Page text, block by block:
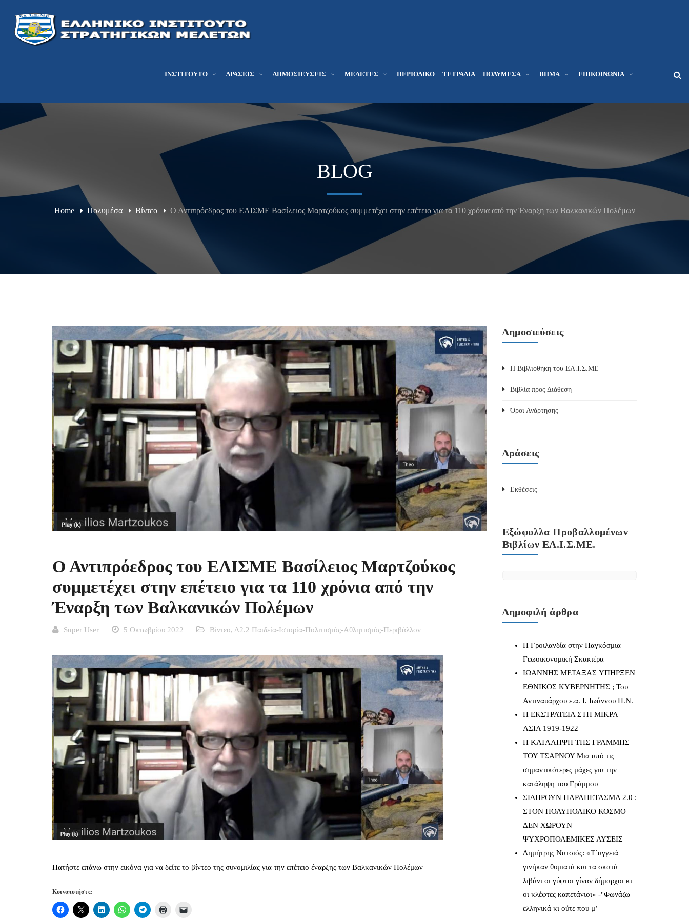
ΙΝΣΤΙΤΟΎΤΟ ΔΡΆΣΕΙΣ ΔΗΜΟΣΙΕΎΣΕΙΣ ΜΕΛΕΤΕΣ ΠΕΡΙΟΔΙΚΌ ΤΕΤΡΆΔΙΑ ΠΟΛΥΜΈΣΑ ΒΉΜΑ ΕΠΙΚΟΙΝΩΝΊΑ
BLOG
Home Πολυμέσα Βίντεο Ο Αντιπρόεδρος του ΕΛΙΣΜΕ Βασίλειος Μαρτζούκος συμμετέχει στην επέτειο για τα 110 χρόνια από την Έναρξη των Βαλκανικών Πολέμων
Ο Αντιπρόεδρος του ΕΛΙΣΜΕ Βασίλειος Μαρτζούκος
συμμετέχει στην επέτειο για τα 110 χρόνια από την
Έναρξη των Βαλκανικών Πολέμων
Super User 5 Οκτωβρίου 2022 Βίντεο, Δ2.2 Παιδεία-Ιστορία-Πολιτισμός-Αθλητισμός-Περιβάλλον
Πατήστε επάνω στην εικόνα για να δείτε το βίντεο της συνομιλίας για την επέτειο έναρξης των Βαλκανικών Πολέμων
Κοινοποιήστε:
Δημοσιεύσεις
Η Βιβλιοθήκη του ΕΛ.Ι.Σ.ΜΕ
Βιβλία προς Διάθεση
Όροι Ανάρτησης
Δράσεις
Εκθέσεις
Εξώφυλλα Προβαλλομένων
Βιβλίων ΕΛ.Ι.Σ.ΜΕ.
Δημοφιλή άρθρα
Η Γροιλανδία στην Παγκόσμια
Γεωοικονομική Σκακιέρα
IΩΑΝΝΗΣ ΜΕΤΑΞΑΣ YΠΗΡΞΕΝ
ΕΘΝΙΚΟΣ ΚΥΒΕΡΝΗΤΗΣ ; Του
Αντιναυάρχου ε.α. Ι. Ιωάννου Π.Ν.
Η ΕΚΣΤΡΑΤΕΙΑ ΣΤΗ ΜΙΚΡΑ
ΑΣΙΑ 1919-1922
Η ΚΑΤΑΛΗΨΗ ΤΗΣ ΓΡΑΜΜΗΣ
ΤΟΥ ΤΣΑΡΝΟΥ Μια από τις
σημαντικότερες μάχες για την
κατάληψη του Γράμμου
ΣΙΔΗΡΟΥΝ ΠΑΡΑΠΕΤΑΣΜΑ 2.0 :
ΣΤΟΝ ΠΟΛΥΠΟΛΙΚΟ ΚΟΣΜΟ
ΔΕΝ ΧΩΡΟΥΝ
ΨΥΧΡΟΠΟΛΕΜΙΚΕΣ ΛΥΣΕΙΣ
Δημήτρης Νατσιός: «Τ΄αγγειά
γινήκαν θυμιατά και τα σκατά
λιβάνι οι γύφτοι γίναν δήμαρχοι κι
οι κλέφτες καπετάνιοι» -"Φωνάζω
ελληνικά κι ούτε που μ’